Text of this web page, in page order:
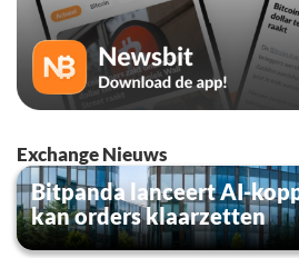
Exchange Nieuws
Bitpanda lanceert AI-
kan orders klaarzetten